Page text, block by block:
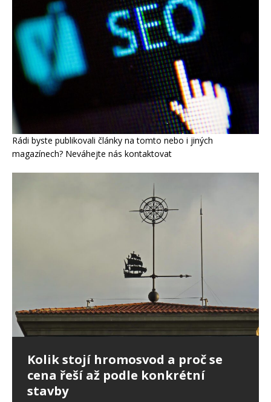
Rádi byste publikovali články na tomto nebo i jiných
magazínech? Neváhejte nás kontaktovat
Kolik stojí hromosvod a proč se
cena řeší až podle konkrétní
stavby
Ptáci ve fasádě: jak postupovat,
když poškodí zateplení domu
Drobné otvory ve fasádě se snadno přehlédnou. U
Nepřítel stres: Ovlivňuje i spánek,
svaly či zdraví ústní dutiny
Stres je sice běžnou součástí našich životů a v určité